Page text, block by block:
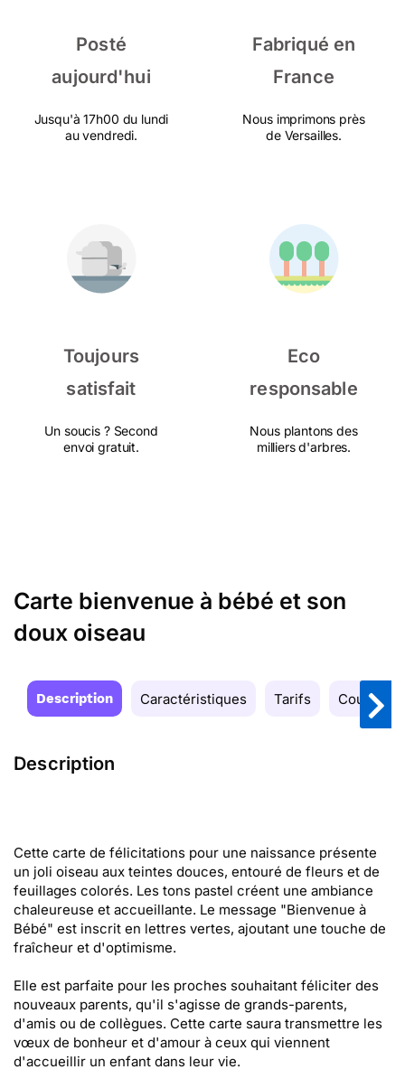
Posté
aujourd'hui
Jusqu'à 17h00 du lundi
au vendredi.
Fabriqué en
France
Nous imprimons près
de Versailles.
Toujours
satisfait
Un soucis ? Second
envoi gratuit.
Eco
responsable
Nous plantons des
milliers d'arbres.
Carte bienvenue à bébé et son
doux oiseau
Description Caractéristiques Tarifs Couleurs
Description
Cette carte de félicitations pour une naissance présente
un joli oiseau aux teintes douces, entouré de fleurs et de
feuillages colorés. Les tons pastel créent une ambiance
chaleureuse et accueillante. Le message "Bienvenue à
Bébé" est inscrit en lettres vertes, ajoutant une touche de
fraîcheur et d'optimisme.
Elle est parfaite pour les proches souhaitant féliciter des
nouveaux parents, qu'il s'agisse de grands-parents,
d'amis ou de collègues. Cette carte saura transmettre les
vœux de bonheur et d'amour à ceux qui viennent
d'accueillir un enfant dans leur vie.